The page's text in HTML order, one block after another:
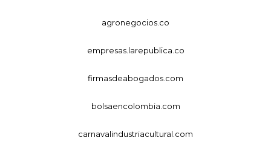
agronegocios.co
empresas.larepublica.co
firmasdeabogados.com
bolsaencolombia.com
carnavalindustriacultural.com